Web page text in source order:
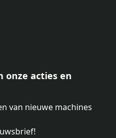
onze acties en
van nieuwe machines